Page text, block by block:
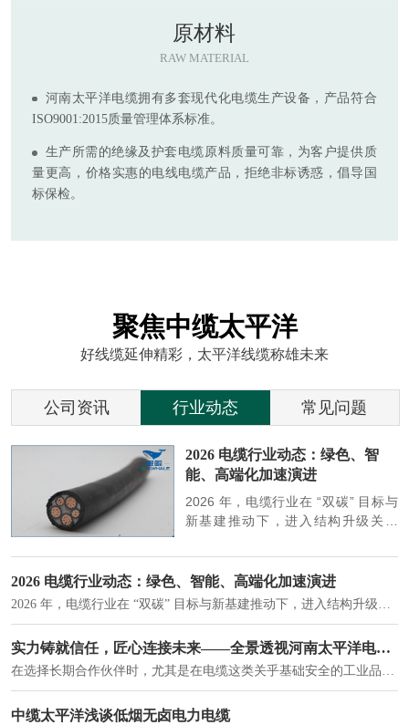
原材料
RAW MATERIAL
河南太平洋电缆拥有多套现代化电缆生产设备，产品符合
ISO9001:2015质量管理体系标准。
生产所需的绝缘及护套电缆原料质量可靠，为客户提供质
量更高，价格实惠的电线电缆产品，拒绝非标诱惑，倡导国
标保检。
聚焦中缆太平洋
好线缆延伸精彩，太平洋线缆称雄未来
公司资讯 行业动态 常见问题
2026 电缆行业动态：绿色、智
能、高端化加速演进
2026 年，电缆行业在 “双碳” 目标与
新基建推动下，进入结构升级关键
大清晰趋势，市场格局持续优化。
2026 电缆行业动态：绿色、智能、高端化加速演进
实力铸就信任，匠心连接未来——全景透视河南太平洋电缆厂
在选择长期合作伙伴时，尤其是在电缆这类关乎基础安全的工业品上，供应商的“内在实力”远比一纸报价单更重要。今天，我们邀请您“云参观”河南太平洋电缆厂，透过每一个细节，看我们如何将“可靠”二字，铸入每一米电缆。
中缆太平洋浅谈低烟无卤电力电缆